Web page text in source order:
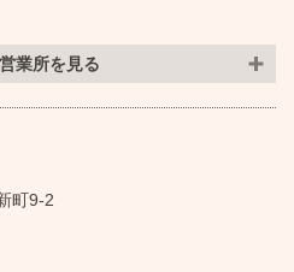
業所を見る
町9-2